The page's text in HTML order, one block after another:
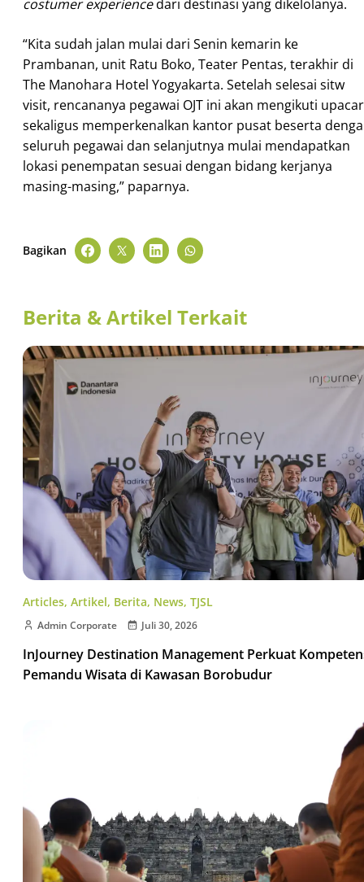
costumer experiencedari destinasi yang dikelolanya.
“Kita sudah jalan mulai dari Senin kemarin ke
Prambanan, unit Ratu Boko, Teater Pentas, terakhir di
The Manohara Hotel Yogyakarta. Setelah selesai sitw
visit, rencananya pegawai OJT ini akan mengikuti
sekaligus memperkenalkan kantor pusat beserta
seluruh pegawai dan selanjutnya mulai mendapatkan
lokasi penempatan sesuai dengan bidang kerjanya
masing-masing,” paparnya.
Bagikan
Berita & Artikel Terkait
Articles, Artikel, Berita, News, TJSL
Admin Corporate Juli 30, 2026
InJourney Destination Management Perkuat
Pemandu Wisata di Kawasan Borobudur